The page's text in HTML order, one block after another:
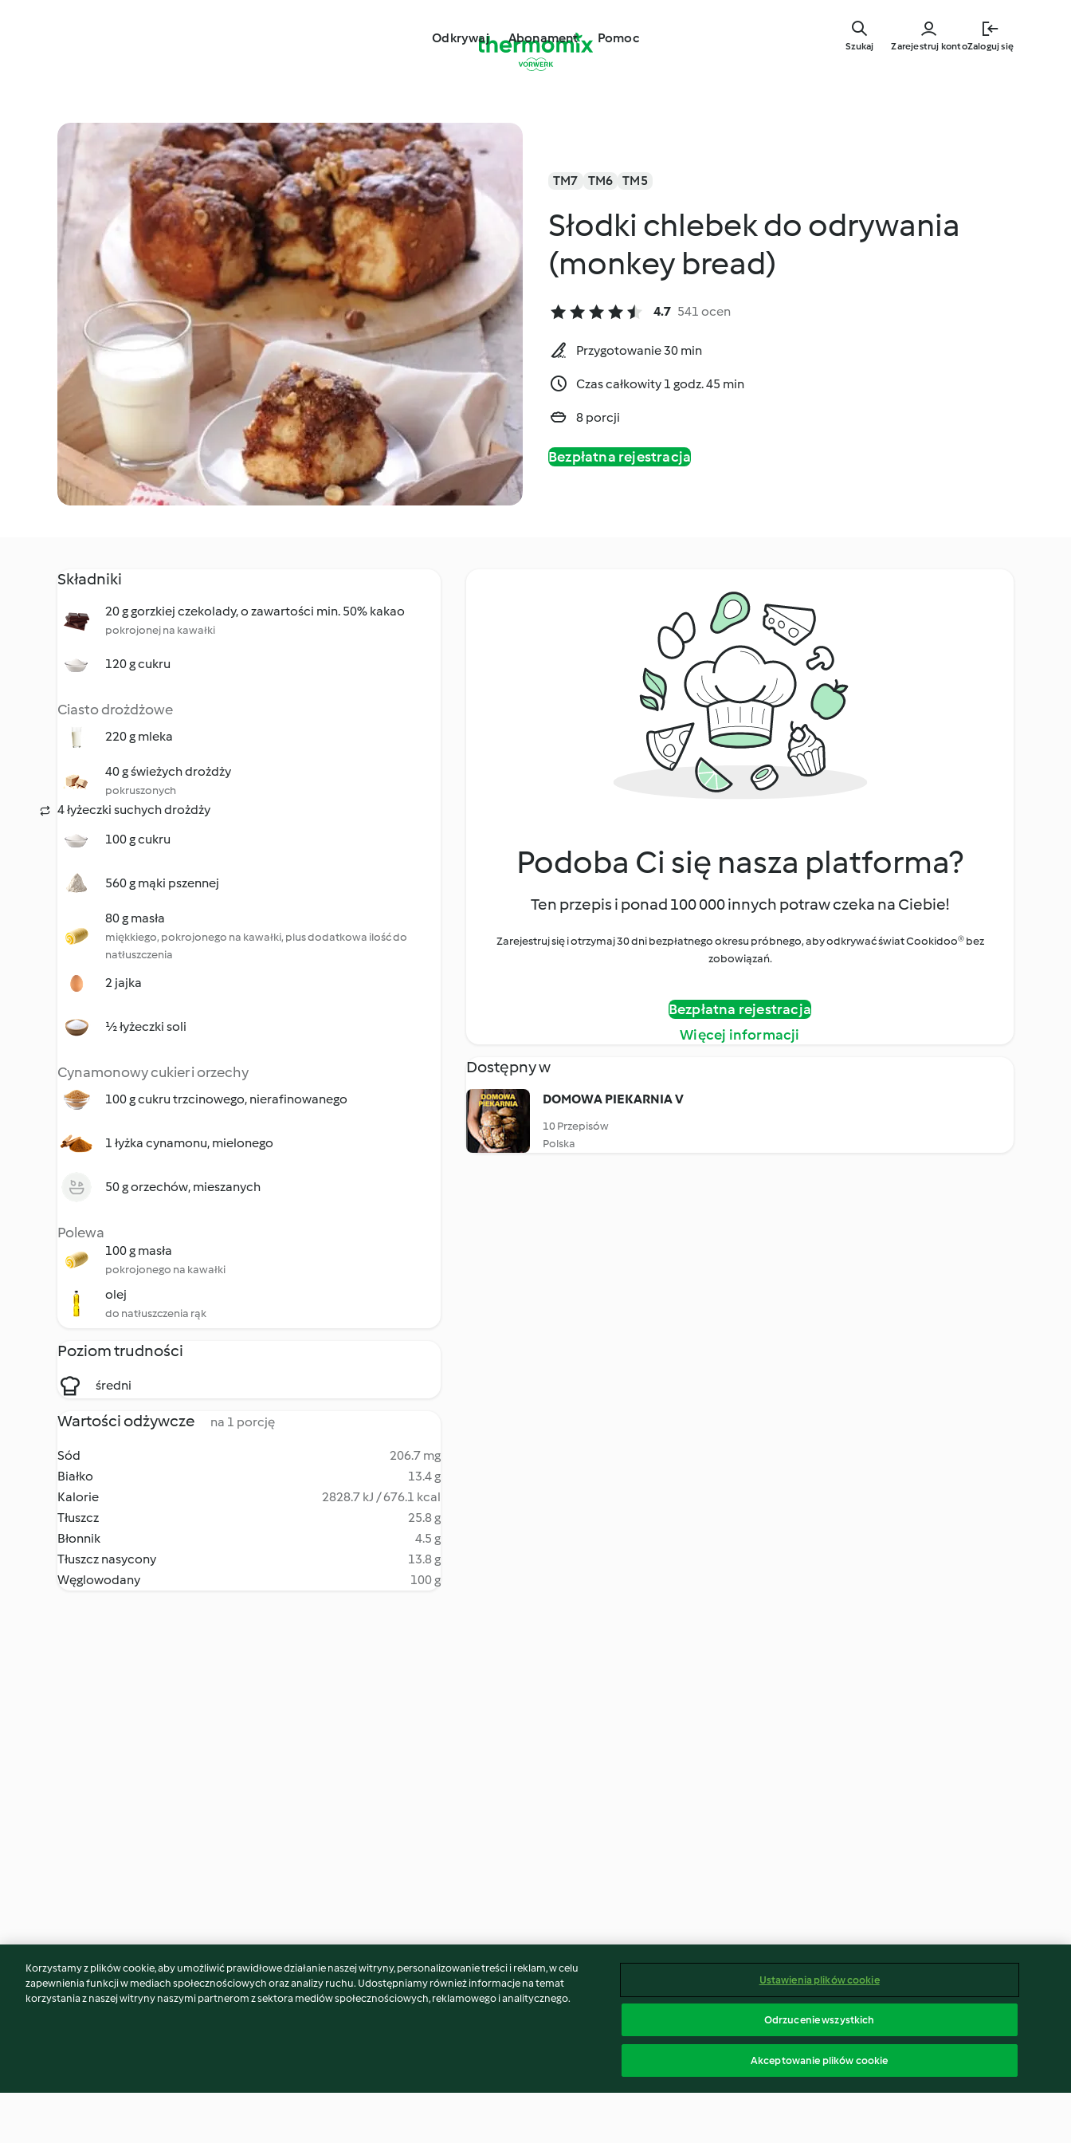
głównej
Odkrywaj Abonament Pomoc
Zarejestruj kontoZaloguj się
Szukaj
TM7 TM6 TM5
Słodki chlebek do odrywania
(monkey bread)
4.7 541 ocen
Przygotowanie 30 min
Czas całkowity 1 godz. 45 min
8 porcji
Bezpłatna rejestracja
Składniki
20 g gorzkiej czekolady, o zawartości min. 50% kakao
pokrojonej na kawałki
120 g cukru
Ciasto drożdżowe
220 g mleka
40 g świeżych drożdży
pokruszonych
4 łyżeczki suchych drożdży
100 g cukru
560 g mąki pszennej
80 g masła
miękkiego, pokrojonego na kawałki, plus dodatkowa ilość do
natłuszczenia
2 jajka
½ łyżeczki soli
Cynamonowy cukier i orzechy
100 g cukru trzcinowego, nierafinowanego
1 łyżka cynamonu, mielonego
50 g orzechów, mieszanych
Polewa
100 g masła
pokrojonego na kawałki
olej
do natłuszczenia rąk
Poziom trudności
średni
Wartości odżywcze na 1 porcję
Sód
206.7 mg
Białko
13.4 g
Kalorie
2828.7 kJ / 676.1 kcal
Tłuszcz
25.8 g
Błonnik
4.5 g
Tłuszcz nasycony
13.8 g
Węglowodany
100 g
Podoba Ci się nasza platforma?
Ten przepis i ponad 100 000 innych potraw czeka na Ciebie!
Zarejestruj się i otrzymaj 30 dni bezpłatnego okresu próbnego, aby odkrywać świat Cookidoo® bez
zobowiązań.
Bezpłatna rejestracja
Więcej informacji
Dostępny w
DOMOWA PIEKARNIA V
10 Przepisów
Polska
Może spodoba Ci się również...
Korzystamy z plików cookie, aby umożliwić prawidłowe działanie naszej witryny, personalizowanie treści i reklam, w celu
zapewnienia funkcji w mediach społecznościowych oraz analizy ruchu. Udostępniamy również informacje na temat
korzystania z naszej witryny naszymi partnerom z sektora mediów społecznościowych, reklamowego i analitycznego.
Ustawienia plików cookie
Odrzucenie wszystkich
Akceptowanie plików cookie